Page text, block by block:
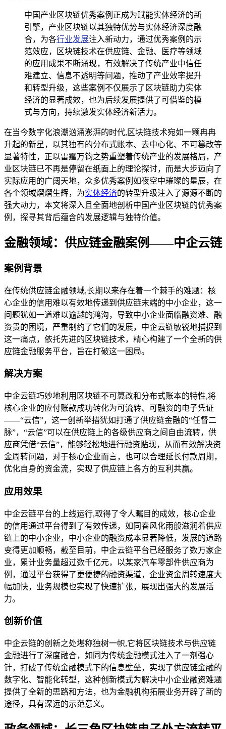
中国产业区块链优秀案例正成为赋能实体经济的新
引擎，产业区块链以其独特优势与实体经济深度融
合，为各行业发展注入新动力，通过优秀案例的示
范效应，区块链技术在供应链、金融、医疗等领域
的应用成果不断涌现，有效解决了传统产业中信任
难建立、信息不透明等问题，推动了产业效率提升
和转型升级，这些案例不仅展示了区块链助力实体
经济的显著成效，也为后续发展提供了可借鉴的模
式与方向，持续激发实体经济新活力。
在当今数字化浪潮汹涌澎湃的时代,区块链技术宛如一颗冉冉
升起的新星，以其独有的分布式账本、去中心化、不可篡改等
显著特性，正以雷霆万钧之势重塑着传统产业的发展格局，产
业区块链已不再是停留在纸面上的理论探讨，而是大步迈向了
实际应用的广阔天地，众多优秀案例如夜空中璀璨的星辰，在
各个领域熠熠生辉，为实体经济的转型升级注入了源源不断的
强大动力，本文将深入且全面地剖析中国产业区块链的优秀案
例，探寻其背后蕴含的发展逻辑与独特价值。
金融领域：供应链金融案例——中企云链
案例背景
在传统供应链金融领域,长期以来存在着一个棘手的难题：核
心企业的信用难以有效地传递到供应链末端的中小企业，这一
问题犹如一道难以逾越的鸿沟，导致中小企业面临融资难、融
资贵的困境，严重制约了它们的发展，中企云链敏锐地捕捉到
这一痛点，依托先进的区块链技术，精心构建了一个全新的供
应链金融服务平台，旨在打破这一困局。
解决方案
中企云链巧妙地利用区块链不可篡改和分布式账本的特性,将
核心企业的应付账款成功转化为可流转、可融资的电子凭证
——“云信”，这一创新举措犹如打通了供应链金融的“任督二
脉”，“云信”可以在供应链上的各级供应商之间自由流转，供
应商凭借“云信”，能够轻松地进行融资贴现，从而有效解决资
金周转问题，对于核心企业而言，也可以合理延长付款周期，
优化自身的资金流，实现了供应链上各方的互利共赢。
应用效果
中企云链平台的上线运行,取得了令人瞩目的成效，核心企业
的信用通过平台得到了有效传递，如同春风化雨般滋润着供应
链上的中小企业，中小企业的融资成本显著降低，发展的道路
变得更加顺畅，截至目前，中企云链平台已经服务了数万家企
业，累计业务量超过数千亿元，以某家汽车零部件供应商为
例，通过平台获得了更便捷的融资渠道，企业资金周转速度大
幅加快，业务规模也实现了快速扩张，展现出强大的发展活
力。
创新价值
中企云链的创新之处堪称独树一帜,它将区块链技术与供应链
金融进行了深度融合，如同为传统金融模式注入了一剂强心
针，打破了传统金融模式下的信息壁垒，实现了供应链金融的
数字化、智能化转型，这种创新模式为解决中小企业融资难题
提供了全新的思路和方法，也为金融机构拓展业务开辟了新的
途径，具有深远的示范意义。